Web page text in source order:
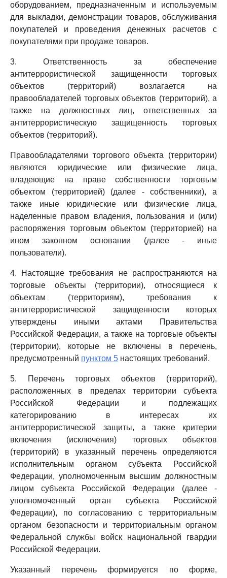
оборудованием, предназначенным и используемым
для выкладки, демонстрации товаров, обслуживания
покупателей и проведения денежных расчетов с
покупателями при продаже товаров.
3. Ответственность за обеспечение
антитеррористической защищенности торговых
объектов (территорий) возлагается на
правообладателей торговых объектов (территорий), а
также на должностных лиц, ответственных за
антитеррористическую защищенность торговых
объектов (территорий).
Правообладателями торгового объекта (территории)
являются юридические или физические лица,
владеющие на праве собственности торговым
объектом (территорией) (далее - собственники), а
также иные юридические или физические лица,
наделенные правом владения, пользования и (или)
распоряжения торговым объектом (территорией) на
ином законном основании (далее - иные
пользователи).
4. Настоящие требования не распространяются на
торговые объекты (территории), относящиеся к
объектам (территориям), требования к
антитеррористической защищенности которых
утверждены иными актами Правительства
Российской Федерации, а также на торговые объекты
(территории), которые не включены в перечень,
предусмотренный пунктом 5 настоящих требований.
5. Перечень торговых объектов (территорий),
расположенных в пределах территории субъекта
Российской Федерации и подлежащих
категорированию в интересах их
антитеррористической защиты, а также критерии
включения (исключения) торговых объектов
(территорий) в указанный перечень определяются
исполнительным органом субъекта Российской
Федерации, уполномоченным высшим должностным
лицом субъекта Российской Федерации (далее -
уполномоченный орган субъекта Российской
Федерации), по согласованию с территориальным
органом безопасности и территориальным органом
Федеральной службы войск национальной гвардии
Российской Федерации.
Указанный перечень формируется по форме,